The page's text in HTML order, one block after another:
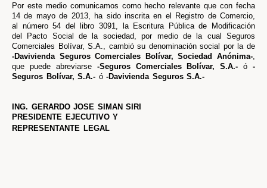
Por este medio comunicamos como hecho relevante que con fecha
14 de mayo de 2013, ha sido inscrita en el Registro de Comercio,
al número 54 del libro 3091, la Escritura Pública de Modificación
del Pacto Social de la sociedad, por medio de la cual Seguros
Comerciales Bolívar, S.A., cambió su denominación social por la de
-Davivienda Seguros Comerciales Bolívar, Sociedad Anónima-,
que puede abreviarse -Seguros Comerciales Bolívar, S.A.- ó -
Seguros Bolívar, S.A.- ó -Davivienda Seguros S.A.-
ING. GERARDO JOSE SIMAN SIRI
PRESIDENTE EJECUTIVO Y
REPRESENTANTE LEGAL